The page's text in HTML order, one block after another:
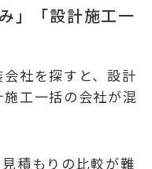
」「設計施工一
社を探すと、設計
工一括の会社が混
積もりの比較が難